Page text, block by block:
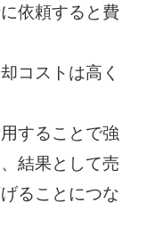
依頼すると費
コストは高く
することで強
結果として売
ることにつな